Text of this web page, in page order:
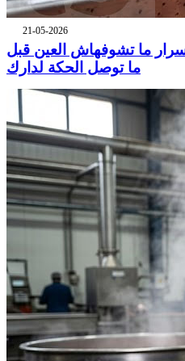
21-05-2026
ما تشوفهاش العين قبل
ما توصل الحكة لدارك